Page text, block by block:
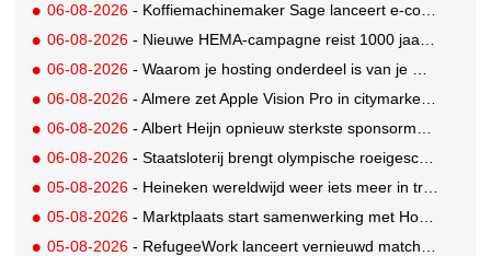
06-08-2026 - Koffiemachinemaker Sage lanceert e-commerceplatform voor koffieliefhebbers
06-08-2026 - Nieuwe HEMA-campagne reist 1000 jaar terug in de tijd naar 'Hemastein'
06-08-2026 - Waarom je hosting onderdeel is van je merkstrategie
06-08-2026 - Almere zet Apple Vision Pro in citymarketing
06-08-2026 - Albert Heijn opnieuw sterkste sponsormerk, PostNL daalt
06-08-2026 - Staatsloterij brengt olympische roeigeschiedenis tot leven voor WK Roeien
05-08-2026 - Heineken wereldwijd weer iets meer in trek
05-08-2026 - Marktplaats start samenwerking met House of Cars
05-08-2026 - RefugeeWork lanceert vernieuwd matchingplatform voor nieuwkomers en werkgevers